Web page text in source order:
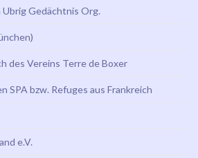
Ubrig Gedächtnis Org.
des Vereins Terre de Boxer
SPA bzw. Refuges aus Frankreich
e.V.